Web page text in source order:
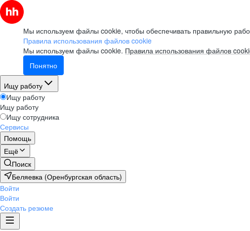
Мы используем файлы cookie, чтобы обеспечивать правильную
Правила использования файлов cookie
Мы используем файлы cookie. Правила использования файлов
Понятно
Ищу работу
Ищу работу
Ищу работу
Ищу сотрудника
Сервисы
Помощь
Ещё
Поиск
Беляевка (Оренбургская область)
Войти
Войти
Создать резюме